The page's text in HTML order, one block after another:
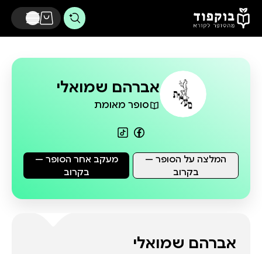
דלג לתוכן הראשי
אברהם שמואלי
סופר מאומת
מעקב אחר הסופר —
בקרוב
המלצה על הסופר —
בקרוב
אברהם שמואלי